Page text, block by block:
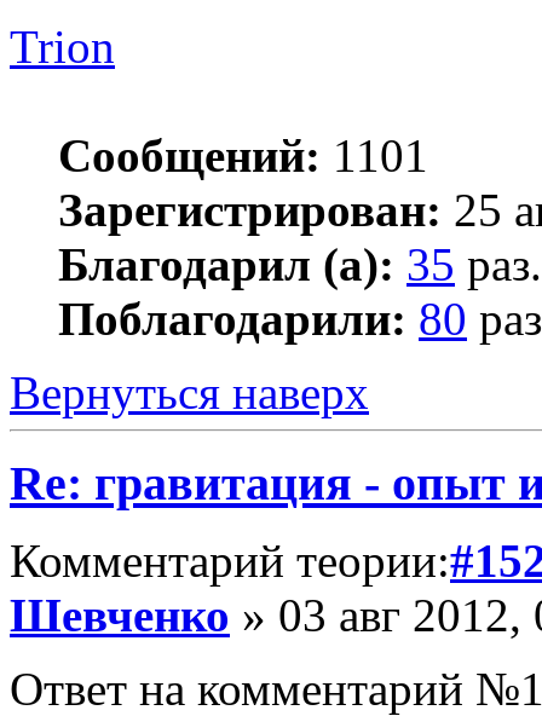
Trion
Сообщений: 1101
Зарегистрирован: 25
Благодарил (а): 35 раз.
Поблагодарили: 80
Вернуться наверх
Re: гравитация - опыт
Комментарий теории:
Шевченко » 03 авг 2012,
Ответ на комментарий